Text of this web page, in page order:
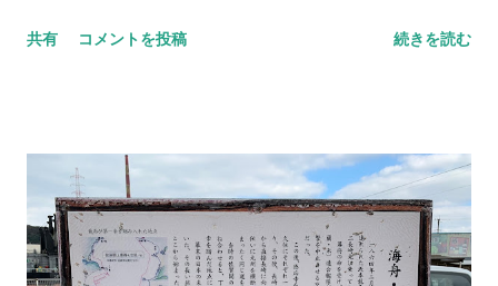
う一度、自分自身を奮い立たせていきたい。 NEVER
ーグのファン、サポーター以外の方に話すと少し驚かれたりす
ていると言っていい。 とは言え、年が経つに連れその体質の構
造変化も起こっていく。勿論新陳代謝という良い意味での、
だ。何かを失う（と書くと語弊があるが）と同時に何かを手に
するというライフサイクルで僕らの身体は形成されていると思
共有 コメントを投稿 続きを読む